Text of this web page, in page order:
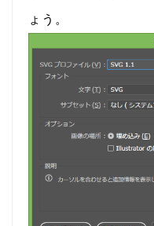
ょう。